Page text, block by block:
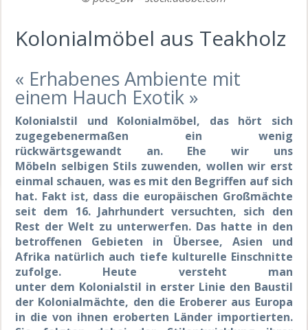
Kolonialmöbel aus Teakholz
« Erhabenes Ambiente mit
einem Hauch Exotik »
Kolonialstil und Kolonialmöbel, das hört sich
zugegebenermaßen ein wenig
rückwärtsgewandt an. Ehe wir uns
Möbeln selbigen Stils zuwenden, wollen wir erst
einmal schauen, was es mit den Begriffen auf sich
hat. Fakt ist, dass die europäischen Großmächte
seit dem 16. Jahrhundert versuchten, sich den
Rest der Welt zu unterwerfen. Das hatte in den
betroffenen Gebieten in Übersee, Asien und
Afrika natürlich auch tiefe kulturelle Einschnitte
zufolge. Heute versteht man
unter dem Kolonialstil in erster Linie den Baustil
der Kolonialmächte, den die Eroberer aus Europa
in die von ihnen eroberten Länder importierten.